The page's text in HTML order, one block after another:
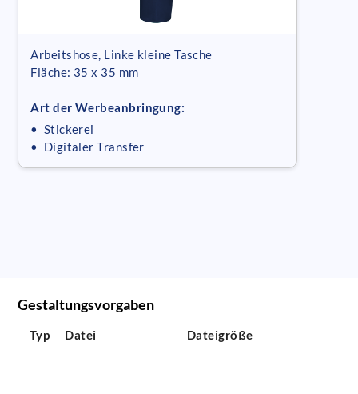
Arbeitshose, Linke kleine Tasche
Fläche: 35 x 35 mm
Art der Werbeanbringung:
• Stickerei
• Digitaler Transfer
Gestaltungsvorgaben
Typ Datei Dateigröße